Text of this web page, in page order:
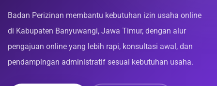
Badan Perizinan membantu kebutuhan izin usaha online
di Kabupaten Banyuwangi, Jawa Timur, dengan alur
pengajuan online yang lebih rapi, konsultasi awal, dan
pendampingan administratif sesuai kebutuhan usaha.